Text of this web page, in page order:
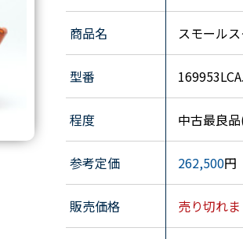
商品名 スモール
型番
程度 中古最良品
参考定価 262,500円
販売価格 売り切れ